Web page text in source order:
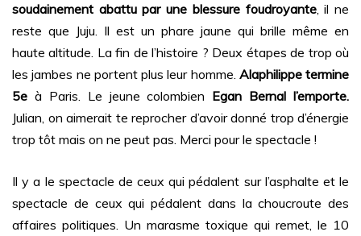
soudainement abattu par une blessure foudroyante, il ne
reste que Juju. Il est un phare jaune qui brille même en
haute altitude. La fin de l’histoire ? Deux étapes de trop où
les jambes ne portent plus leur homme. Alaphilippe termine
5e à Paris. Le jeune colombien Egan Bernal l’emporte.
Julian, on aimerait te reprocher d’avoir donné trop d’énergie
trop tôt mais on ne peut pas. Merci pour le spectacle !
Il y a le spectacle de ceux qui pédalent sur l’asphalte et le
spectacle de ceux qui pédalent dans la choucroute des
affaires politiques. Un marasme toxique qui remet, le 10